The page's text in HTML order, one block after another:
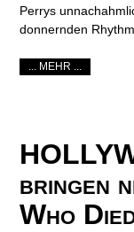
Perrys
donnernden
... MEHR ...
bringen
Who